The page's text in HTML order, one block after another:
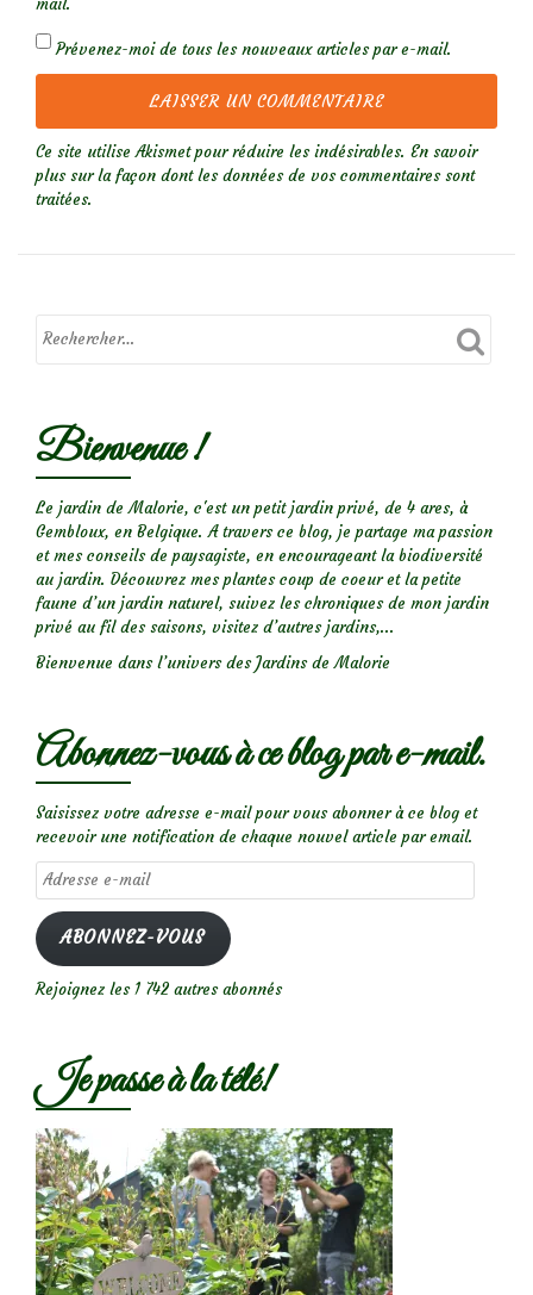
mail.
Prévenez-moi de tous les nouveaux articles par e-mail.
Ce site utilise Akismet pour réduire les indésirables. En savoir
plus sur la façon dont les données de vos commentaires sont
traitées.
Bienvenue !
Le jardin de Malorie, c'est un petit jardin privé, de 4 ares, à
Gembloux, en Belgique. A travers ce blog, je partage ma passion
et mes conseils de paysagiste, en encourageant la biodiversité
au jardin. Découvrez mes plantes coup de coeur et la petite
faune d’un jardin naturel, suivez les chroniques de mon jardin
privé au fil des saisons, visitez d’autres jardins,...
Bienvenue dans l’univers des Jardins de Malorie
Abonnez-vous à ce blog par e-mail.
Saisissez votre adresse e-mail pour vous abonner à ce blog et
recevoir une notification de chaque nouvel article par email.
Adresse
e-
mail
ABONNEZ-VOUS
Rejoignez les 1 742 autres abonnés
Je passe à la télé!